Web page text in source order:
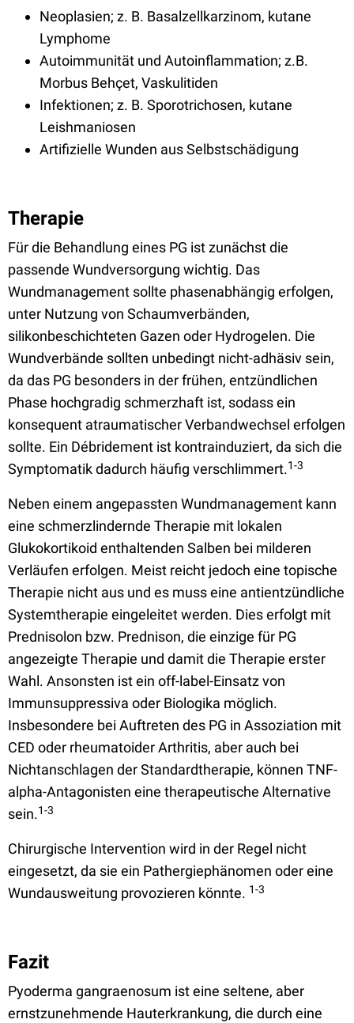
Neoplasien; z. B. Basalzellkarzinom, kutane
Lymphome
Autoimmunität und Autoinflammation; z.B.
Morbus Behçet, Vaskulitiden
Infektionen; z. B. Sporotrichosen, kutane
Leishmaniosen
Artifizielle Wunden aus Selbstschädigung
Therapie
Für die Behandlung eines PG ist zunächst die
passende Wundversorgung wichtig. Das
Wundmanagement sollte phasenabhängig erfolgen,
unter Nutzung von Schaumverbänden,
silikonbeschichteten Gazen oder Hydrogelen. Die
Wundverbände sollten unbedingt nicht-adhäsiv sein,
da das PG besonders in der frühen, entzündlichen
Phase hochgradig schmerzhaft ist, sodass ein
konsequent atraumatischer Verbandwechsel erfolgen
sollte. Ein Débridement ist kontrainduziert, da sich die
Symptomatik dadurch häufig verschlimmert.1-3
Neben einem angepassten Wundmanagement kann
eine schmerzlindernde Therapie mit lokalen
Glukokortikoid enthaltenden Salben bei milderen
Verläufen erfolgen. Meist reicht jedoch eine topische
Therapie nicht aus und es muss eine antientzündliche
Systemtherapie eingeleitet werden. Dies erfolgt mit
Prednisolon bzw. Prednison, die einzige für PG
angezeigte Therapie und damit die Therapie erster
Wahl. Ansonsten ist ein off-label-Einsatz von
Immunsuppressiva oder Biologika möglich.
Insbesondere bei Auftreten des PG in Assoziation mit
CED oder rheumatoider Arthritis, aber auch bei
Nichtanschlagen der Standardtherapie, können TNF-
alpha-Antagonisten eine therapeutische Alternative
sein.1-3
Chirurgische Intervention wird in der Regel nicht
eingesetzt, da sie ein Pathergiephänomen oder eine
Wundausweitung provozieren könnte. 1-3
Fazit
Pyoderma gangraenosum ist eine seltene, aber
ernstzunehmende Hauterkrankung, die durch eine